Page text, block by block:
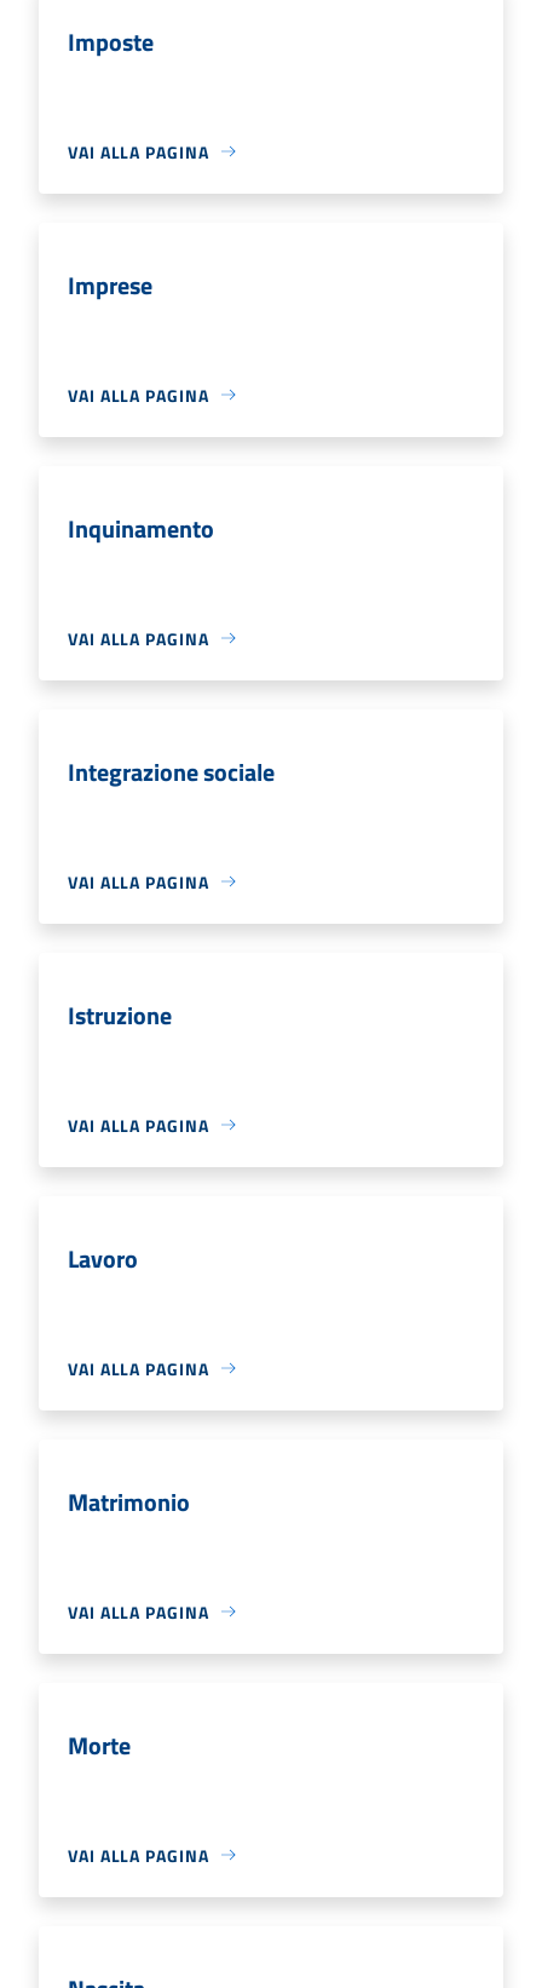
Imposte
VAI ALLA PAGINA
Imprese
VAI ALLA PAGINA
Inquinamento
VAI ALLA PAGINA
Integrazione sociale
VAI ALLA PAGINA
Istruzione
VAI ALLA PAGINA
Lavoro
VAI ALLA PAGINA
Matrimonio
VAI ALLA PAGINA
Morte
VAI ALLA PAGINA